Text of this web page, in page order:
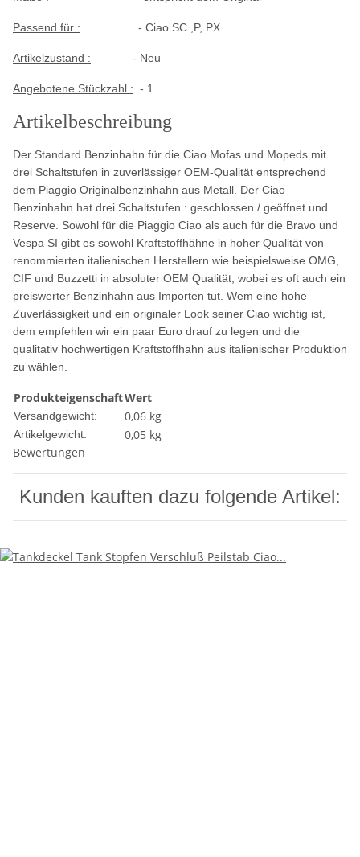
Passend für : - Ciao SC ,P, PX
Artikelzustand : - Neu
Angebotene Stückzahl : - 1
Artikelbeschreibung
Der Standard Benzinhahn für die Ciao Mofas und Mopeds mit
drei Schaltstufen in zuverlässiger OEM-Qualität entsprechend
dem Piaggio Originalbenzinhahn aus Metall. Der Ciao
Benzinhahn hat drei Schaltstufen : geschlossen / geöffnet und
Reserve. Sowohl für die Piaggio Ciao als auch für die Bravo und
Vespa SI gibt es sowohl Kraftstoffhähne in hoher Qualität von
renommierten italienischen Herstellern wie beispielsweise OMG,
CIF und Buzzetti in absoluter OEM Qualität, wobei es oft auch ein
preiswerter Benzinhahn aus Importen tut. Wem eine hohe
Zuverlässigkeit und ein originaler Look seiner Ciao wichtig ist,
dem empfehlen wir ein paar Euro drauf zu legen und die
qualitativ hochwertigen Kraftstoffhahn aus italienischer Produktion
zu wählen.
ProdukteigenschaftWert
Versandgewicht: 0,06 kg
Artikelgewicht: 0,05 kg
Bewertungen
Kunden kauften dazu folgende Artikel: